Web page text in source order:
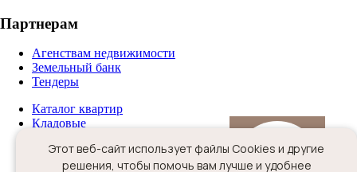
Партнерам
Агенствам недвижимости
Земельный банк
Тендеры
Каталог квартир
Кладовые
Ход строительства
Способы покупки
Этот веб-сайт использует файлы Cookies и другие
решения, чтобы помочь вам лучше и удобнее